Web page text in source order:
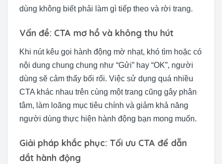
dùng không biết phải làm gì tiếp theo và rời trang.
Vấn đề: CTA mơ hồ và không thu hút
Khi nút kêu gọi hành động mờ nhạt, khó tìm hoặc có
nội dung chung chung như “Gửi” hay “OK”, người
dùng sẽ cảm thấy bối rối. Việc sử dụng quá nhiều
CTA khác nhau trên cùng một trang cũng gây phân
tâm, làm loãng mục tiêu chính và giảm khả năng
người dùng thực hiện hành động bạn mong muốn.
Giải pháp khắc phục: Tối ưu CTA để dẫn
dắt hành động